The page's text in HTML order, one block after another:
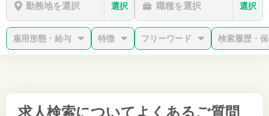
勤務地を選択 選択 職種を選択 選択
雇用形態・給与 特徴 フリーワード 検索履歴・
求人検索について よくあるご質問